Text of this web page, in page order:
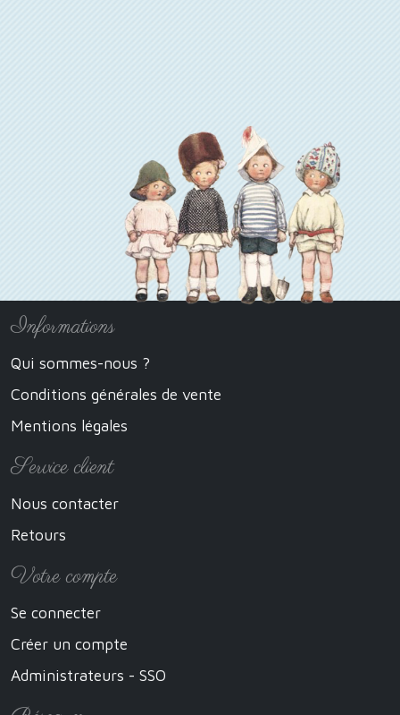
Informations
Qui sommes-nous ?
Conditions générales de vente
Mentions légales
Service client
Nous contacter
Retours
Votre compte
Se connecter
Créer un compte
Administrateurs - SSO